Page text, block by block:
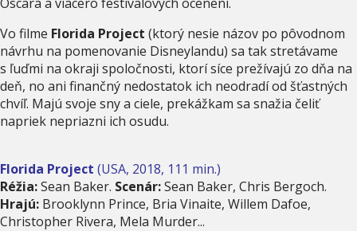
Vo filme Florida Project (ktorý nesie názov po pôvodnom
návrhu na pomenovanie Disneylandu) sa tak stretávame
s ľuďmi na okraji spoločnosti, ktorí síce prežívajú zo dňa na
deň, no ani finančný nedostatok ich neodradí od šťastných
chvíľ. Majú svoje sny a ciele, prekážkam sa snažia čeliť
napriek nepriazni ich osudu.
Florida Project (USA, 2018, 111 min.)
Réžia:Sean Baker. Scenár:Sean Baker, Chris Bergoch.
Hrajú: Brooklynn Prince, Bria Vinaite, Willem Dafoe,
Christopher Rivera, Mela Murder...